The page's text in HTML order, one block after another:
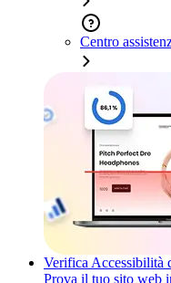
Centro
Verifica Accessibilità
Prova il tuo sito web